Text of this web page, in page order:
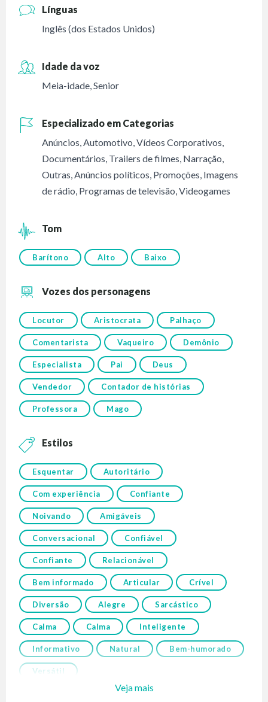
Línguas
Inglês (dos Estados Unidos)
Idade da voz
Meia-idade,Senior
Especializado em Categorias
Anúncios,Automotivo,Vídeos Corporativos,
Documentários, Trailers de filmes, Narração,
Outras,Anúncios políticos, Promoções, Imagens
de rádio, Programas de televisão,Videogames
Tom
Barítono Alto Baixo
Vozes dos personagens
Locutor Aristocrata Palhaço
Comentarista Vaqueiro Demônio
Especialista Pai Deus
Vendedor Contador de histórias
Professora Mago
Estilos
Esquentar Autoritário
Com experiência Confiante
Noivando Amigáveis
Conversacional Confiável
Confiante Relacionável
Bem informado Articular Crível
Diversão Alegre Sarcástico
Calma Calma Inteligente
Informativo Natural Bem-humorado
Versátil
Veja mais